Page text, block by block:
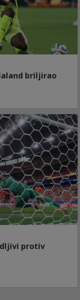
briljirao
protiv